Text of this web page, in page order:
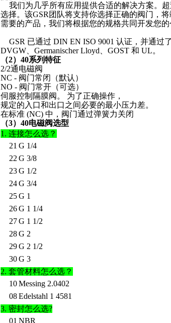
我们为几乎所有应用提供合适的解决方案。超
选择。该GSR团队将支持你选择正确的阀门，
需要的产品，我们将根据您的规格共同开发您的
GSR 已通过 DIN EN ISO 9001 认证，并通过
DVGW、Germanischer Lloyd、GOST 和 UL。
（2） 40系列特征
2/2通电磁阀
NC - 阀门常闭（默认）
NO - 阀门常开（可选）
伺服控制隔膜阀。
为了正确操作，
规定的入口和出口之间必要的最小压力差。
在标准 (NC) 中，阀门通过弹簧力关闭
（3）40电磁阀选型
1. 连接怎么选？
21 G 1/4
22 G 3/8
23G 1/2
24G 3/4
25G 1
26G 1 1/4
27G 1 1/2
28G 2
29G 2 1/2
30G 3
2. 套管材料怎么选？
10Messing 2.0402
08Edelstahl 1 4581
3. 密封怎么选?
01 NBR